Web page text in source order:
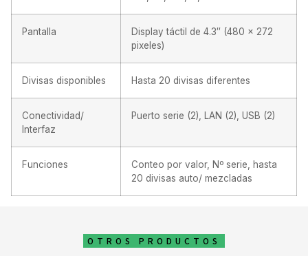
Pantalla
Display táctil de 4.3″ (480 x 272
pixeles)
Divisas disponibles Hasta 20 divisas diferentes
Conectividad/
Interfaz
Puerto serie (2), LAN (2), USB (2)
Funciones
Conteo por valor, Nº serie, hasta
20 divisas auto/ mezcladas
OTROS PRODUCTOS